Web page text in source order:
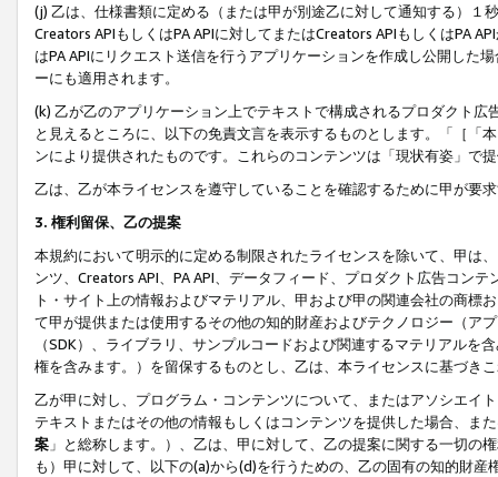
(j) 乙は、仕様書類に定める（または甲が別途乙に対して通知する）
Creators APIもしくはPA APIに対してまたはCreators APIもしくはPA
はPA APIにリクエスト送信を行うアプリケーションを作成し公開した
ーにも適用されます。
(k) 乙が乙のアプリケーション上でテキストで構成されるプロダクト
と見えるところに、以下の免責文言を表示するものとします。「［「
ンにより提供されたものです。これらのコンテンツは「現状有姿」で
乙は、乙が本ライセンスを遵守していることを確認するために甲が要
3. 権利留保、乙の提案
本規約において明示的に定める制限されたライセンスを除いて、甲は
ンツ、Creators API、PA API、データフィード、プロダクト広告コン
ト・サイト上の情報およびマテリアル、甲および甲の関連会社の商
て甲が提供または使用するその他の知的財産およびテクノロジー（ア
（SDK）、ライブラリ、サンプルコードおよび関連するマテリアル
権を含みます。）を留保するものとし、乙は、本ライセンスに基づき
乙が甲に対し、プログラム・コンテンツについて、またはアソシエイ
テキストまたはその他の情報もしくはコンテンツを提供した場合、ま
案 」と総称します。）、乙は、甲に対して、乙の提案に関する一切
も）甲に対して、以下の(a)から(d)を行うための、乙の固有の知的財